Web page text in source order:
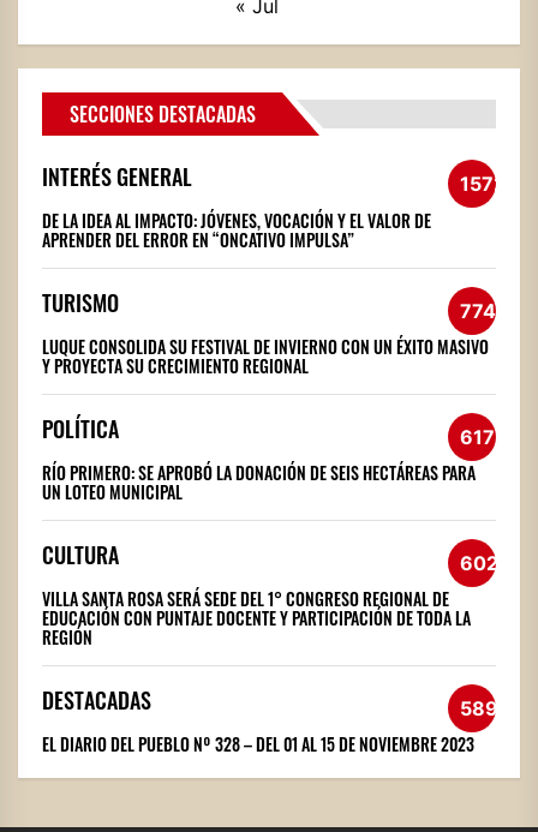
« Jul
SECCIONES DESTACADAS
INTERÉS GENERAL 1572
DE LA IDEA AL IMPACTO: JÓVENES, VOCACIÓN Y EL VALOR DE
APRENDER DEL ERROR EN “ONCATIVO IMPULSA”
TURISMO 774
LUQUE CONSOLIDA SU FESTIVAL DE INVIERNO CON UN ÉXITO MASIVO
Y PROYECTA SU CRECIMIENTO REGIONAL
POLÍTICA 617
RÍO PRIMERO: SE APROBÓ LA DONACIÓN DE SEIS HECTÁREAS PARA
UN LOTEO MUNICIPAL
CULTURA 602
VILLA SANTA ROSA SERÁ SEDE DEL 1° CONGRESO REGIONAL DE
EDUCACIÓN CON PUNTAJE DOCENTE Y PARTICIPACIÓN DE TODA LA
REGIÓN
DESTACADAS 589
EL DIARIO DEL PUEBLO Nº 328 – DEL 01 AL 15 DE NOVIEMBRE 2023